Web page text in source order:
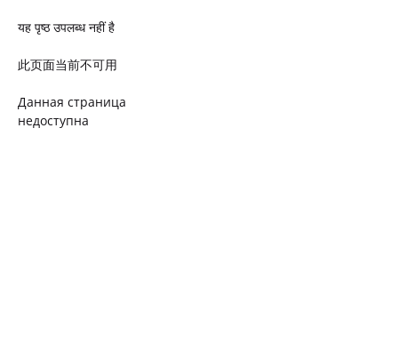
यह पृष्ठ उपलब्ध नहीं है
此页面当前不可用
Данная страница
недоступна